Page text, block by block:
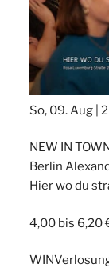
So, 09. Aug |
NEW IN
Berlin
Hier wo du
4,00 bis 6,20
WIN